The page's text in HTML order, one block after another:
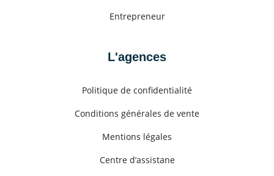
Entrepreneur
L'agences
Politique de confidentialité
Conditions générales de vente
Mentions légales
Centre d’assistane